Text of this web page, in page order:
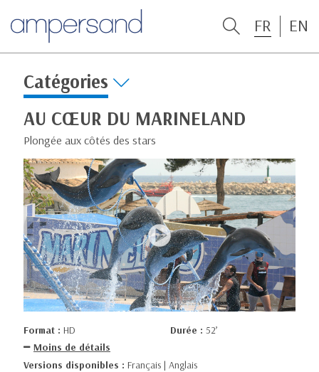
FR EN
Catégories
AU CŒUR DU MARINELAND
Plongée aux côtés des stars
Format : HD Durée : 52’
Moins de détails
Versions disponibles : Français | Anglais